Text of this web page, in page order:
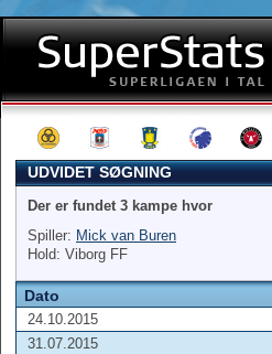
UDVIDET SØGNING
Der er fundet 3 kampe hvor
Spiller: Mick van Buren
Hold: Viborg FF
Dato
24.10.2015
31.07.2015